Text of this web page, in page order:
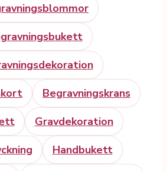
Begravningskrans
Gravdekoration
Handbukett